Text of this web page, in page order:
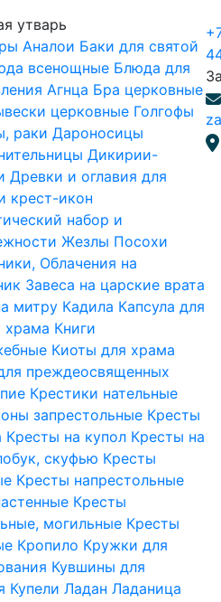
утварь
Аналои Баки для святой
всенощные Блюда для
Агнца Бра церковные
церковные Голгофы
раки Дароносицы
Дикирии-
Древки и оглавия для
крест-икон
набор и
Жезлы Посохи
Облачения на
Завеса на царские врата
митру Кадила Капсула для
храма Книги
Киоты для храма
преждеосвященных
Крестики нательные
запрестольные Кресты
Кресты на купол Кресты на
скуфью Кресты
Кресты напрестольные
Кресты
могильные Кресты
Кропило Кружки для
Кувшины для
Купели Ладан Ладаница